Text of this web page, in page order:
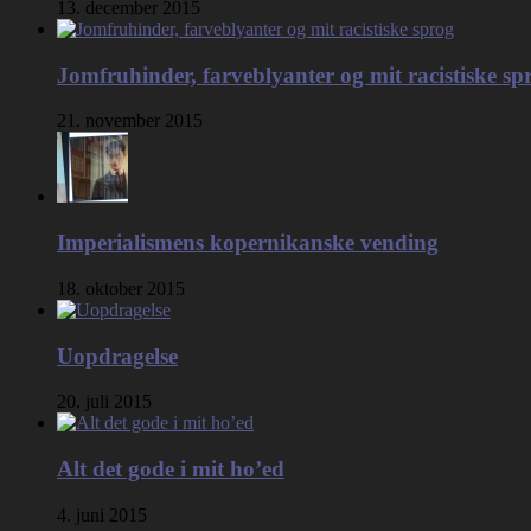
13. december 2015
Jomfruhinder, farveblyanter og mit racistiske
21. november 2015
Imperialismens kopernikanske vending
18. oktober 2015
Uopdragelse
20. juli 2015
Alt det gode i mit ho’ed
4. juni 2015